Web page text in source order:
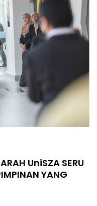
UniSZA SERU
YANG